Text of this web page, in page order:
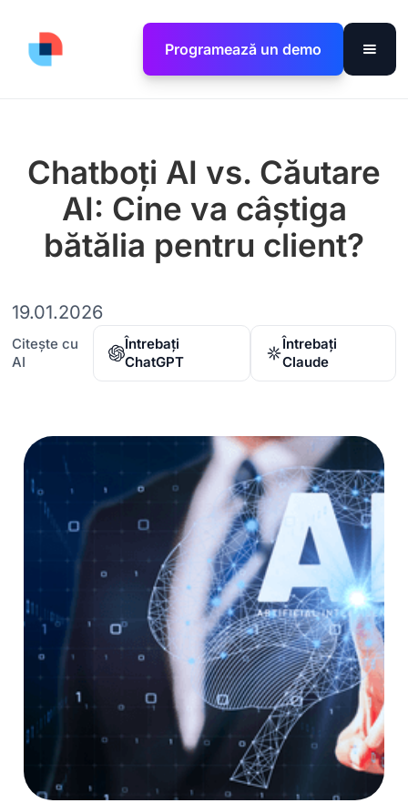
Programează un demo
Chatboți AI vs. Căutare
AI: Cine va câștiga
bătălia pentru client?
19.01.2026
Citește cu
AI
Întrebați
ChatGPT
Întrebați
Claude